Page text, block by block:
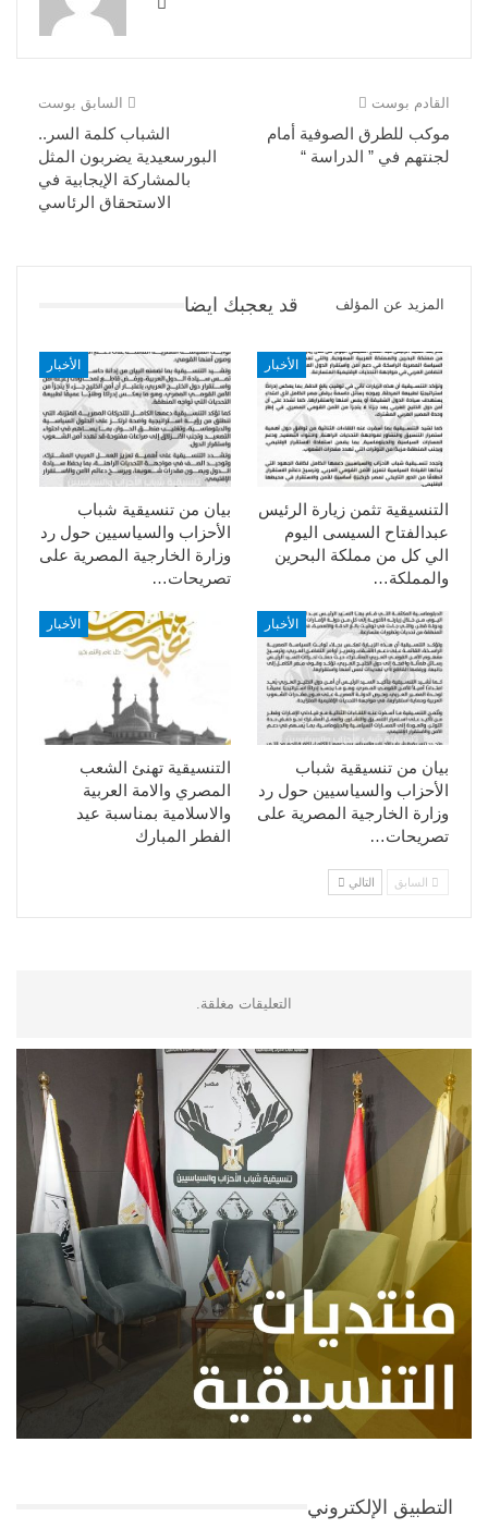
السابق بوست
الشباب كلمة السر..
البورسعيدية يضربون المثل
بالمشاركة الإيجابية في
الاستحقاق الرئاسي
القادم بوست
موكب للطرق الصوفية أمام
لجنتهم في ” الدراسة “
قد يعجبك ايضا المزيد عن المؤلف
الأخبار
بيان من تنسيقية شباب
الأحزاب والسياسيين حول رد
وزارة الخارجية المصرية على
تصريحات…
الأخبار
التنسيقية تثمن زيارة الرئيس
عبدالفتاح السيسى اليوم
الي كل من مملكة البحرين
والمملكة…
الأخبار
التنسيقية تهنئ الشعب
المصري والامة العربية
والاسلامية بمناسبة عيد
الفطر المبارك
الأخبار
بيان من تنسيقية شباب
الأحزاب والسياسيين حول رد
وزارة الخارجية المصرية على
تصريحات…
السابق التالي
التعليقات مغلقة.
التطبيق الإلكتروني